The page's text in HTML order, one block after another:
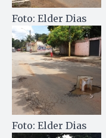
Foto: Elder Dias
Foto: Elder Dias